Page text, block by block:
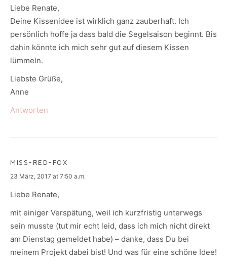
Liebe Renate,
Deine Kissenidee ist wirklich ganz zauberhaft. Ich
persönlich hoffe ja dass bald die Segelsaison beginnt. Bis
dahin könnte ich mich sehr gut auf diesem Kissen
lümmeln.
Liebste Grüße,
Anne
Antworten
MISS-RED-FOX
says:
23 März, 2017 at 7:50 a.m.
Liebe Renate,
mit einiger Verspätung, weil ich kurzfristig unterwegs
sein musste (tut mir echt leid, dass ich mich nicht direkt
am Dienstag gemeldet habe) – danke, dass Du bei
meinem Projekt dabei bist! Und was für eine schöne Idee!